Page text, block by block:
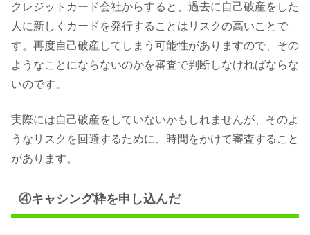
クレジットカード会社からすると、過去に自己破産をした
人に新しくカードを発行することはリスクの高いことで
す。再度自己破産してしまう可能性がありますので、その
ようなことにならないのかを審査で判断しなければならな
いのです。
実際には自己破産をしていないかもしれませんが、そのよ
うなリスクを回避するために、時間をかけて審査すること
があります。
④キャシング枠を申し込んだ